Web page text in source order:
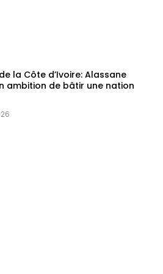
la Côte d’Ivoire: Alassane
ambition de bâtir une nation